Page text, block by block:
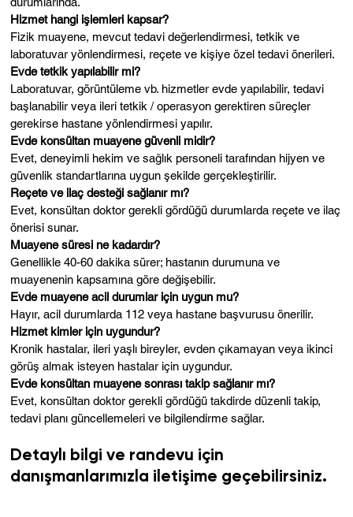
Hizmet hangi işlemleri kapsar?
Fizik muayene, mevcut tedavi değerlendirmesi, tetkik ve
laboratuvar yönlendirmesi, reçete ve kişiye özel tedavi önerileri.
Evde tetkik yapılabilir mi?
Laboratuvar, görüntüleme vb. hizmetler evde yapılabilir, tedavi
başlanabilir veya ileri tetkik / operasyon gerektiren süreçler
gerekirse hastane yönlendirmesi yapılır.
Evde konsültan muayene güvenli midir?
Evet, deneyimli hekim ve sağlık personeli tarafından hijyen ve
güvenlik standartlarına uygun şekilde gerçekleştirilir.
Reçete ve ilaç desteği sağlanır mı?
Evet, konsültan doktor gerekli gördüğü durumlarda reçete ve ilaç
önerisi sunar.
Muayene süresi ne kadardır?
Genellikle 40-60 dakika sürer; hastanın durumuna ve
muayenenin kapsamına göre değişebilir.
Evde muayene acil durumlar için uygun mu?
Hayır, acil durumlarda 112 veya hastane başvurusu önerilir.
Hizmet kimler için uygundur?
Kronik hastalar, ileri yaşlı bireyler, evden çıkamayan veya ikinci
görüş almak isteyen hastalar için uygundur.
Evde konsültan muayene sonrası takip sağlanır mı?
Evet, konsültan doktor gerekli gördüğü takdirde düzenli takip,
tedavi planı güncellemeleri ve bilgilendirme sağlar.
Detaylı bilgi ve randevu için
danışmanlarımızla iletişime geçebilirsiniz.